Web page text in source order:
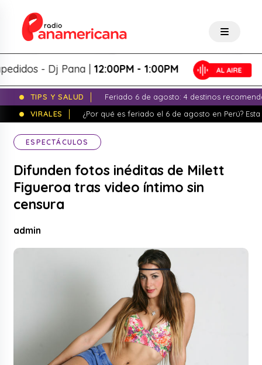
- Dj Pana |12:00PM - 1:00PM
TIPS Y SALUD
Feriado 6 de agosto: 4 destinos
VIRALES
¿Por qué es feriado el 6 de agosto en Perú?
ESPECTÁCULOS
Difunden fotos inéditas de Milett
Figueroa tras video íntimo sin
censura
admin